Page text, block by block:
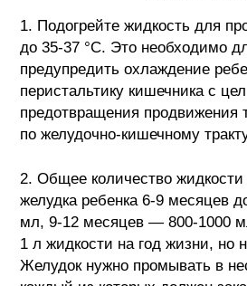
1. Подогрейте жидкость для
до 35-37 °С. Это необходимо
предупредить охлаждение
перистальтику кишечника с
предотвращения продвижения
по желудочно-кишечному
2. Общее количество
желудка ребенка 6-9 месяцев
мл, 9-12 месяцев — 800-1000
1 л жидкости на год жизни, но
Желудок нужно промывать в